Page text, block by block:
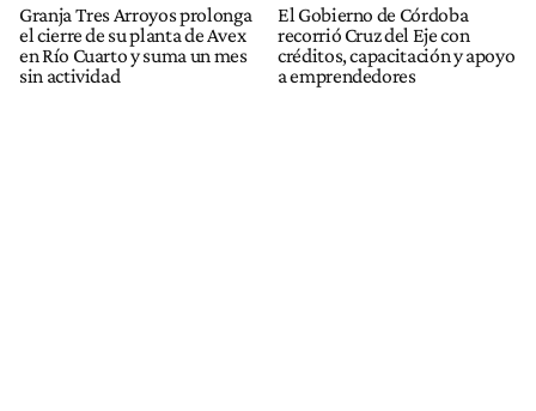
Granja Tres Arroyos prolonga
el cierre de su planta de Avex
en Río Cuarto y suma un mes
sin actividad
El Gobierno de Córdoba
recorrió Cruz del Eje con
créditos, capacitación y apoyo
a emprendedores